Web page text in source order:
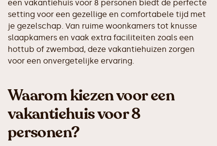
een vakantiehuis voor 8 personen biedt de perfecte
setting voor een gezellige en comfortabele tijd met
je gezelschap. Van ruime woonkamers tot knusse
slaapkamers en vaak extra faciliteiten zoals een
hottub of zwembad, deze vakantiehuizen zorgen
voor een onvergetelijke ervaring.
Waarom kiezen voor een
vakantiehuis voor 8
personen?